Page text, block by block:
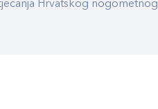
Hrvatskog nogometnog